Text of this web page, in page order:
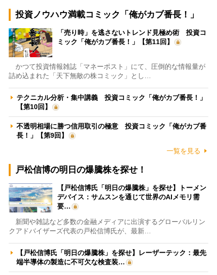
投資ノウハウ満載コミック「俺がカブ番長！」
「売り時」を逃さないトレンド見極め術 投資コ
ミック「俺がカブ番長！」【第11回】
かつて投資情報雑誌「マネーポスト」にて、圧倒的な情報量が
詰め込まれた「天下無敵の株コミック」とし…
テクニカル分析・集中講義 投資コミック「俺がカブ番長！」
【第10回】
不透明相場に勝つ信用取引の極意 投資コミック「俺がカブ番
長！」【第9回】
一覧を見る
戸松信博の明日の爆騰株を探せ！
【戸松信博氏「明日の爆騰株」を探せ】トーメン
デバイス：サムスンを通じて世界のAIメモリ需
要…
新聞や雑誌など多数の金融メディアに出演するグローバルリン
クアドバイザーズ代表の戸松信博氏が、最新…
【戸松信博氏「明日の爆騰株」を探せ】レーザーテック：最先
端半導体の製造に不可欠な検査装…